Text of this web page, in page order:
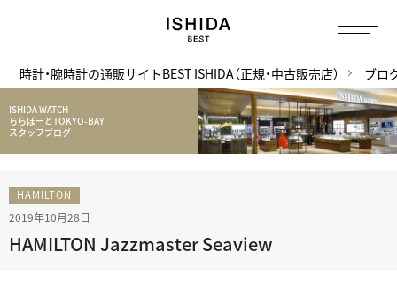
時計・腕時計の通販サイトBEST ISHIDA（正規・中古販売店） ブロ
ISHIDA WATCH
ららぽーとTOKYO-BAY
スタッフブログ
HAMILTON
2019年10月28日
HAMILTON Jazzmaster Seaview